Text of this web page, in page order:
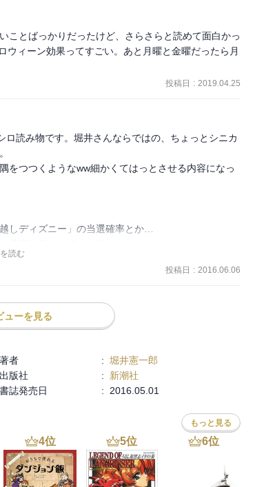
ことばっかりだったけど、さらさらと読めて面白かっ
ィーン効果ってすごい。あと月曜と金曜だったら月
投稿日 : 2019.04.25
読み物です。堀井さんならではの、ちょっとシニカ
をつつくようなww細かくてはっとさせる内容になっ
しディズニー」の当選確率とか…
ーツアーズの54通りコンプリートについての話は、
読む
投稿日 : 2016.06.06
ューを見る
著者 : 堀井憲一郎
出版社 :
新潮社
書誌発売日 :
2016.05.01
もっと見る
4位 5位 6位